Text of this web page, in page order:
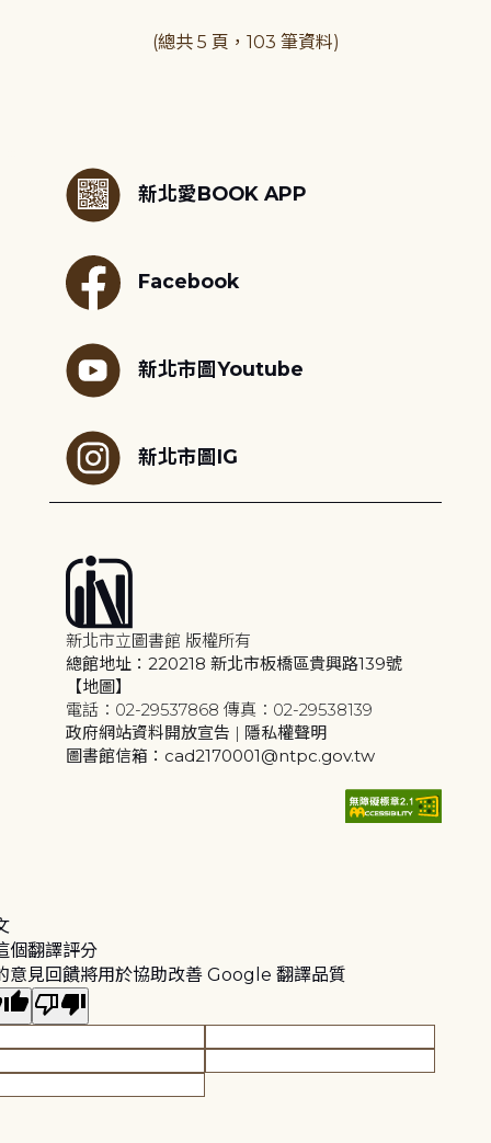
(總共 5 頁，103 筆資料)
新北愛BOOK APP
Facebook
新北市圖Youtube
新北市圖IG
新北市立圖書館 版權所有
總館地址：220218 新北市板橋區貴興路139號
【地圖】
電話：02-29537868 傳真：02-29538139
政府網站資料開放宣告 | 隱私權聲明
圖書館信箱：cad2170001@ntpc.gov.tw
個翻譯評分
意見回饋將用於協助改善 Google 翻譯品質